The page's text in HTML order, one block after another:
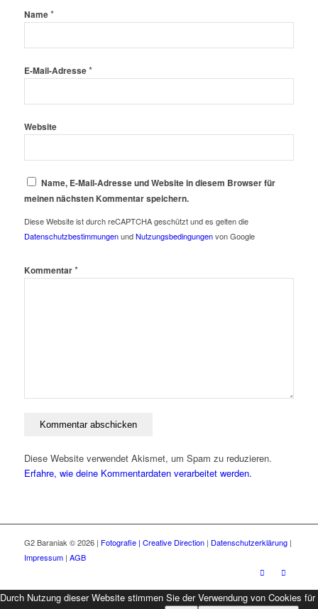
Name*
E-Mail-Adresse*
Website
Name, E-Mail-Adresse und Website in diesem Browser für
meinen nächsten Kommentar speichern.
Diese Website ist durch reCAPTCHA geschützt und es gelten die
DatenschutzbestimmungenundNutzungsbedingungenvon Google
Kommentar*
Diese Website verwendet Akismet, um Spam zu reduzieren.
Erfahre, wie deine Kommentardaten verarbeitet werden.
G2 Baraniak © 2026 | Fotografie | Creative Direction| Datenschutzerklärung|
Impressum| AGB
Durch Nutzung dieser Website stimmen Sie der Verwendung von Cookies für